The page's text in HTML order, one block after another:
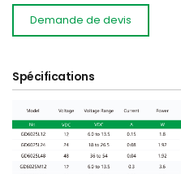
Demande de devis
Spécifications